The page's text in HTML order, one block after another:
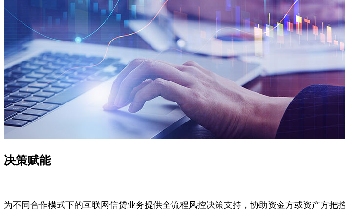
决策赋能
为不同合作模式下的互联网信贷业务提供全流程风控决策支持，协助资金方或资产方把